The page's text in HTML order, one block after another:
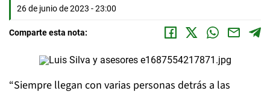
26 de junio de 2023 - 23:00
Comparte esta nota:
“Siempre llegan con varias personas detrás a las